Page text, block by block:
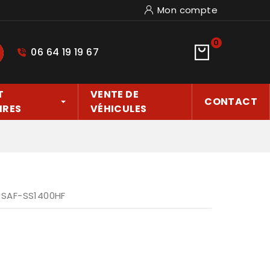
Mon compte
06 64 19 19 67
0
VENTE DE
VÉHICULES
CONTACT
SS1400HF